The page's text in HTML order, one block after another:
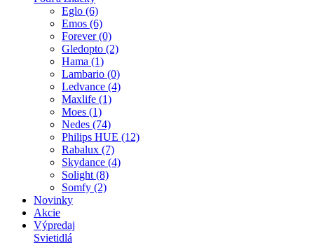
Eglo (6)
Emos (6)
Forever (0)
Gledopto (2)
Hama (1)
Lambario (0)
Ledvance (4)
Maxlife (1)
Moes (1)
Nedes (74)
Philips HUE (12)
Rabalux (7)
Skydance (4)
Solight (8)
Somfy (2)
Novinky
Akcie
Výpredaj
Svietidlá